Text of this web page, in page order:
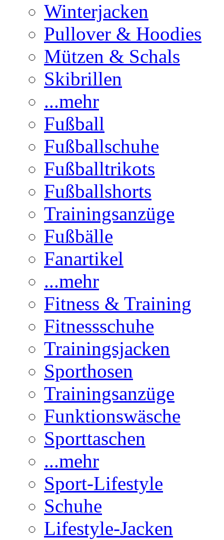
Winterjacken
Pullover & Hoodies
Mützen & Schals
Skibrillen
...mehr
Fußball
Fußballschuhe
Fußballtrikots
Fußballshorts
Trainingsanzüge
Fußbälle
Fanartikel
...mehr
Fitness & Training
Fitnessschuhe
Trainingsjacken
Sporthosen
Trainingsanzüge
Funktionswäsche
Sporttaschen
...mehr
Sport-Lifestyle
Schuhe
Lifestyle-Jacken